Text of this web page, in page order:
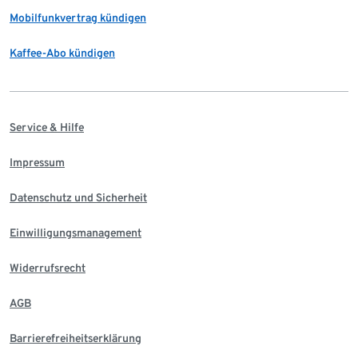
Mobilfunkvertrag kündigen
Kaffee-Abo kündigen
Service & Hilfe
Impressum
Datenschutz und Sicherheit
Einwilligungsmanagement
Widerrufsrecht
AGB
Barrierefreiheitserklärung